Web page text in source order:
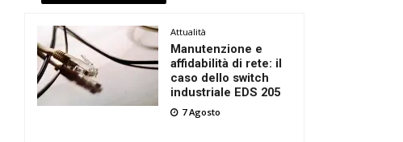
Attualità
Manutenzione e
affidabilità di rete: il
caso dello switch
industriale EDS 205
7 Agosto